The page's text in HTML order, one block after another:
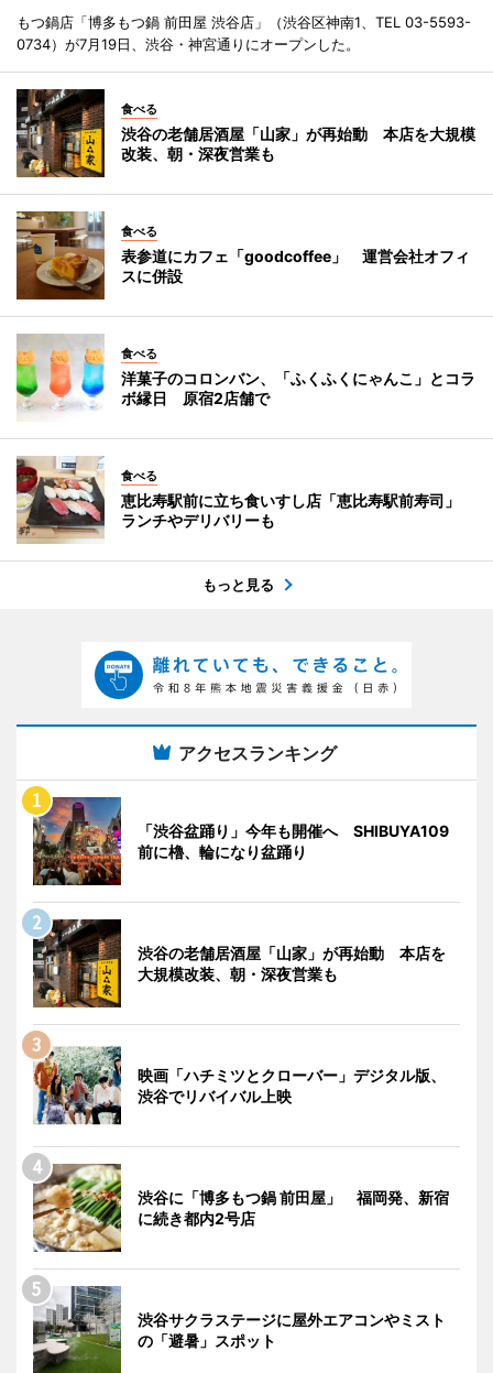
もつ鍋店「博多もつ鍋 前田屋 渋谷店」（渋谷区神南1、TEL 03-5593-
0734）が7月19日、渋谷・神宮通りにオープンした。
食べる
渋谷の老舗居酒屋「山家」が再始動 本店を大規模
改装、朝・深夜営業も
食べる
表参道にカフェ「goodcoffee」 運営会社オフィ
スに併設
食べる
洋菓子のコロンバン、「ふくふくにゃんこ」とコラ
ボ縁日 原宿2店舗で
食べる
恵比寿駅前に立ち食いすし店「恵比寿駅前寿司」
ランチやデリバリーも
もっと見る
アクセスランキング
「渋谷盆踊り」今年も開催へ SHIBUYA109
前に櫓、輪になり盆踊り
渋谷の老舗居酒屋「山家」が再始動 本店を
大規模改装、朝・深夜営業も
映画「ハチミツとクローバー」デジタル版、
渋谷でリバイバル上映
渋谷に「博多もつ鍋 前田屋」 福岡発、新宿
に続き都内2号店
渋谷サクラステージに屋外エアコンやミスト
の「避暑」スポット